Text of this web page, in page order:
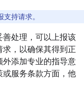
持请求。
处理，可以上报该
，以确保其得到正
添加专业的指导意
或服务条款方面，他